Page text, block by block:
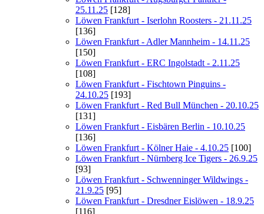
25.11.25 [128]
Löwen Frankfurt - Iserlohn Roosters - 21.11.25
[136]
Löwen Frankfurt - Adler Mannheim - 14.11.25
[150]
Löwen Frankfurt - ERC Ingolstadt - 2.11.25
[108]
Löwen Frankfurt - Fischtown Pinguins -
24.10.25 [193]
Löwen Frankfurt - Red Bull München - 20.10.25
[131]
Löwen Frankfurt - Eisbären Berlin - 10.10.25
[136]
Löwen Frankfurt - Kölner Haie - 4.10.25 [100]
Löwen Frankfurt - Nürnberg Ice Tigers - 26.9.25
[93]
Löwen Frankfurt - Schwenninger Wildwings -
21.9.25 [95]
Löwen Frankfurt - Dresdner Eislöwen - 18.9.25
[116]